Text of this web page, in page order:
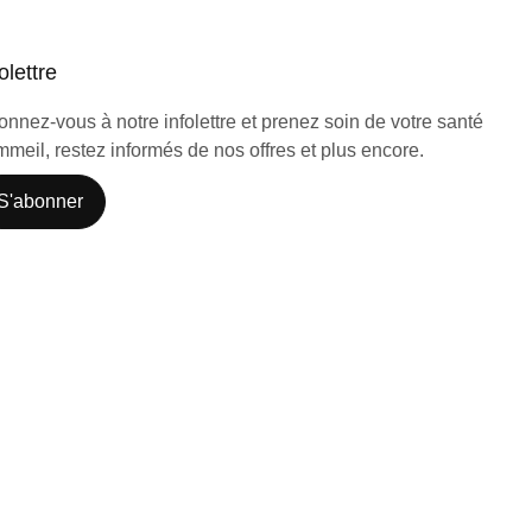
vous à notre infolettre et prenez soin de votre santé
restez informés de nos offres et plus encore.